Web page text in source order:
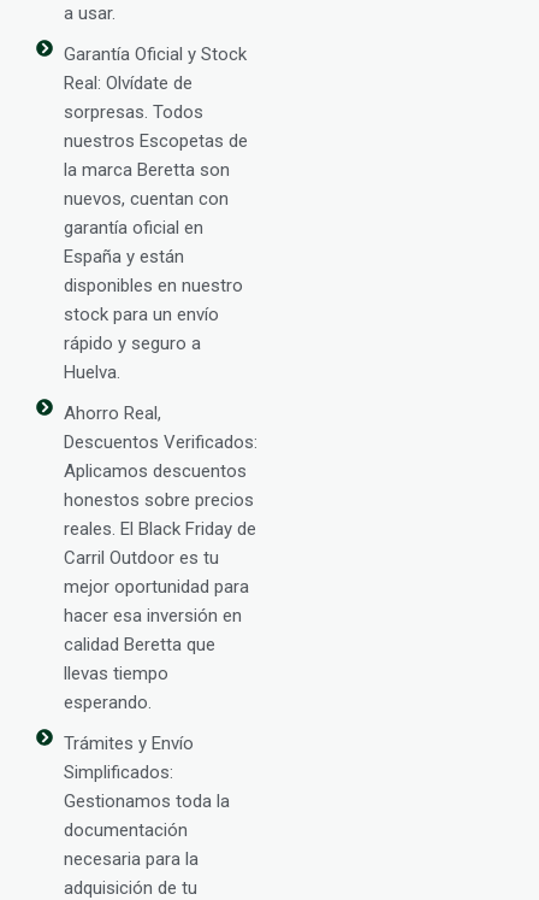
a usar.
Garantía Oficial y Stock
Real: Olvídate de
sorpresas. Todos
nuestros Escopetas de
la marca Beretta son
nuevos, cuentan con
garantía oficial en
España y están
disponibles en nuestro
stock para un envío
rápido y seguro a
Huelva.
Ahorro Real,
Descuentos Verificados:
Aplicamos descuentos
honestos sobre precios
reales. El Black Friday de
Carril Outdoor es tu
mejor oportunidad para
hacer esa inversión en
calidad Beretta que
llevas tiempo
esperando.
Trámites y Envío
Simplificados:
Gestionamos toda la
documentación
necesaria para la
adquisición de tu